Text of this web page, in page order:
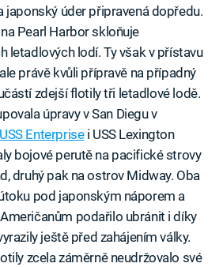
úder připravená dopředu.
Pearl Harbor skloňuje
letadlových lodí. Ty však v přístavu
právě kvůli přípravě na případný
zdejší flotily tři letadlové lodě.
úpravy v San Diegu v
USS Enterprisei USS Lexington
bojové perutě na pacifické strovy
druhý pak na ostrov Midway. Oba
pod japonským náporem a
podařilo ubránit i díky
ještě před zahájením války.
zcela záměrně neudržovalo své